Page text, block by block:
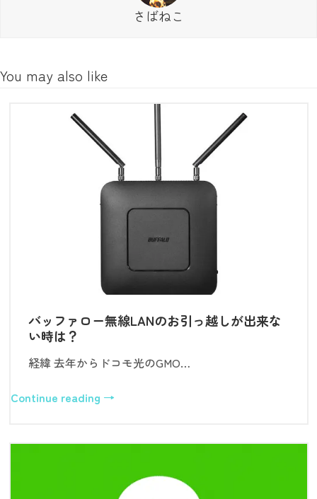
さばねこ
You may also like
バッファロー無線LANのお引っ越しが出来な
い時は？
経緯 去年からドコモ光のGMO…
Continue reading →